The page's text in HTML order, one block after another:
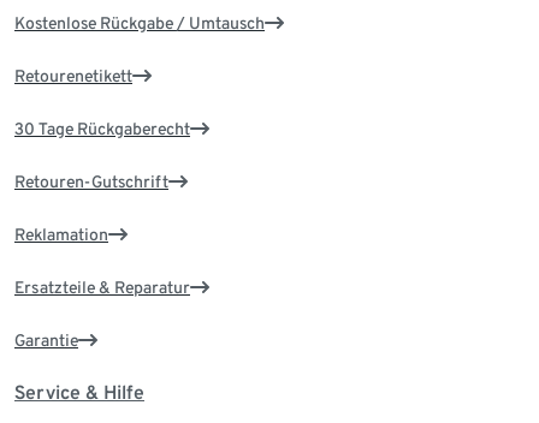
Kostenlose Rückgabe / Umtausch
Retourenetikett
30 Tage Rückgaberecht
Retouren-Gutschrift
Reklamation
Ersatzteile & Reparatur
Garantie
Service & Hilfe